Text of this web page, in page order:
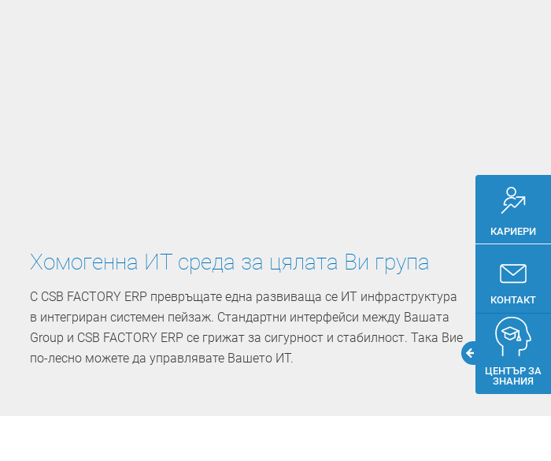
Хомогенна ИТ среда за цялата Ви група
С CSB FACTORY ERP превръщате една развиваща се ИТ инфраструктура
в интегриран системен пейзаж. Стандартни интерфейси между Вашата
Group и CSB FACTORY ERP се грижат за сигурност и стабилност. Така Вие
по-лесно можете да управлявате Вашето ИТ.
КАРИЕРИ
КОНТАКТ
ЦЕНТЪР ЗА
ЗНАНИЯ